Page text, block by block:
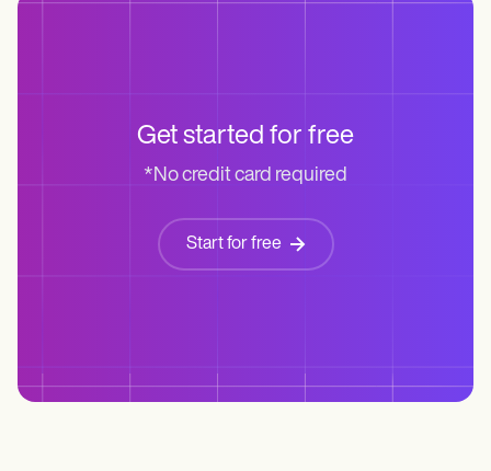
Get started for free
*No credit card required
Start for free